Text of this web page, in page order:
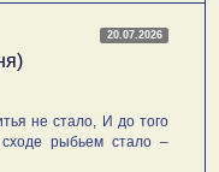
20.07.2026
не стало, И до того
рыбьем стало –